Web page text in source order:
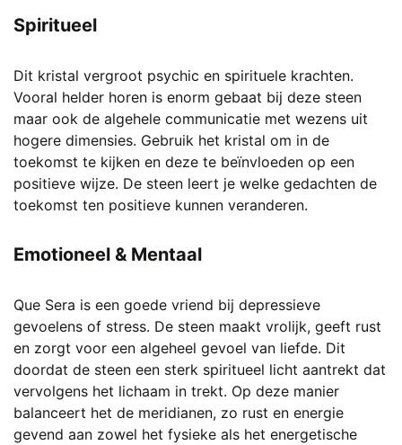
Spiritueel
Dit kristal vergroot psychic en spirituele krachten.
Vooral helder horen is enorm gebaat bij deze steen
maar ook de algehele communicatie met wezens uit
hogere dimensies. Gebruik het kristal om in de
toekomst te kijken en deze te beïnvloeden op een
positieve wijze. De steen leert je welke gedachten de
toekomst ten positieve kunnen veranderen.
Emotioneel & Mentaal
Que Sera is een goede vriend bij depressieve
gevoelens of stress. De steen maakt vrolijk, geeft rust
en zorgt voor een algeheel gevoel van liefde. Dit
doordat de steen een sterk spiritueel licht aantrekt dat
vervolgens het lichaam in trekt. Op deze manier
balanceert het de meridianen, zo rust en energie
gevend aan zowel het fysieke als het energetische